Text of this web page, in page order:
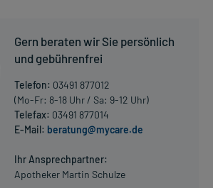
Gern beraten wir Sie persönlich
und gebührenfrei
Telefon: 03491 877012
(Mo-Fr: 8-18 Uhr / Sa: 9-12 Uhr)
Telefax: 03491 877014
E-Mail: beratung@mycare.de
Ihr Ansprechpartner:
Apotheker Martin Schulze